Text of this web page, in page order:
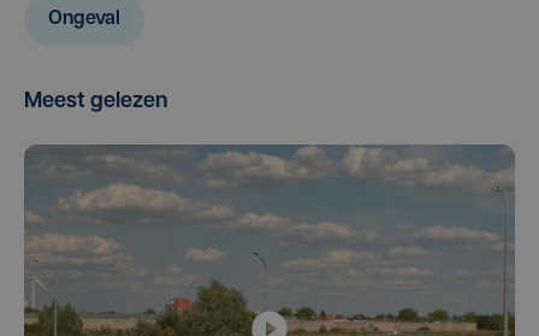
Ongeval
Meest gelezen